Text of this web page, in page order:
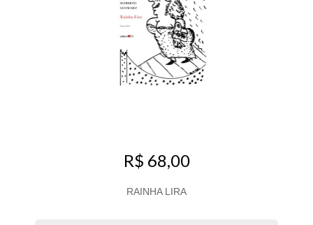
R$ 68,00
RAINHA LIRA